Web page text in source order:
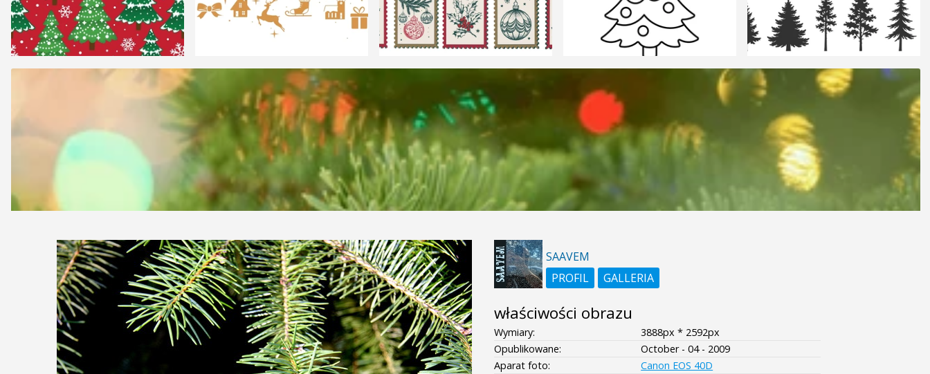
SAAVEM
PROFIL
GALLERIA
właściwości obrazu
Wymiary:
3888px * 2592px
Opublikowane:
October - 04 - 2009
Aparat foto:
Canon EOS 40D